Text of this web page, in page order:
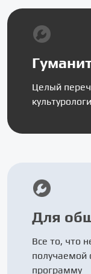
Целый
Для
Все то, что
получаемой
программу